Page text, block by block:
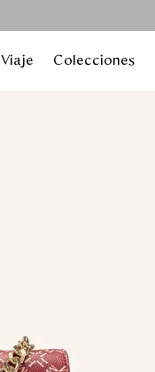
Viaje Colecciones